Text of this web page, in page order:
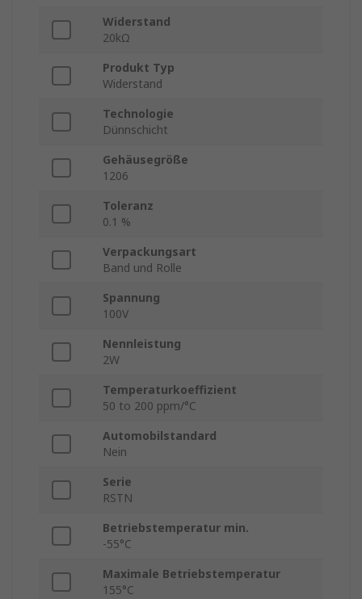
Widerstand
20kΩ
Produkt Typ
Widerstand
Technologie
Dünnschicht
Gehäusegröße
1206
Toleranz
0.1 %
Verpackungsart
Band und Rolle
Spannung
100V
Nennleistung
2W
Temperaturkoeffizient
50 to 200 ppm/°C
Automobilstandard
Nein
Serie
RSTN
Betriebstemperatur min.
-55°C
Maximale Betriebstemperatur
155°C